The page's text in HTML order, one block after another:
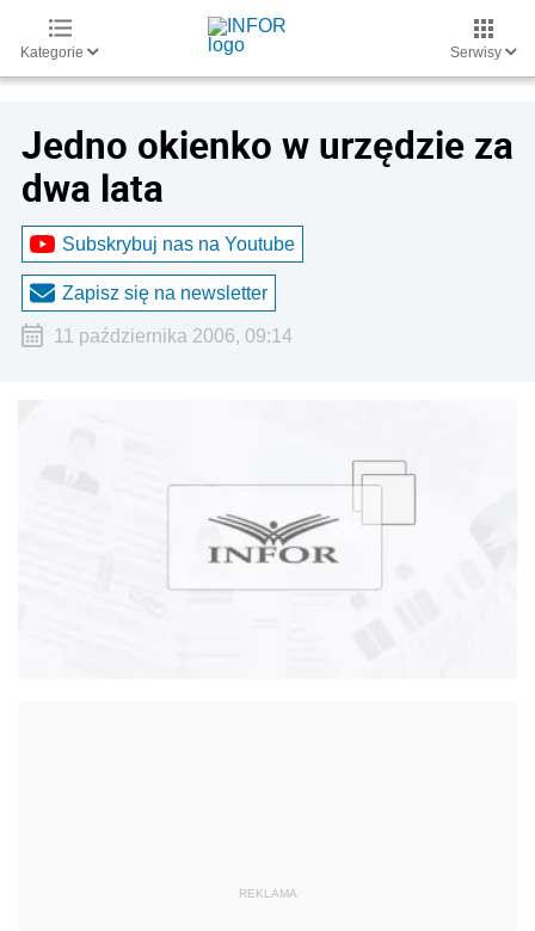
Kategorie Serwisy
Jedno okienko w urzędzie za
dwa lata
Subskrybuj nas na Youtube
Zapisz się na newsletter
11 października 2006, 09:14